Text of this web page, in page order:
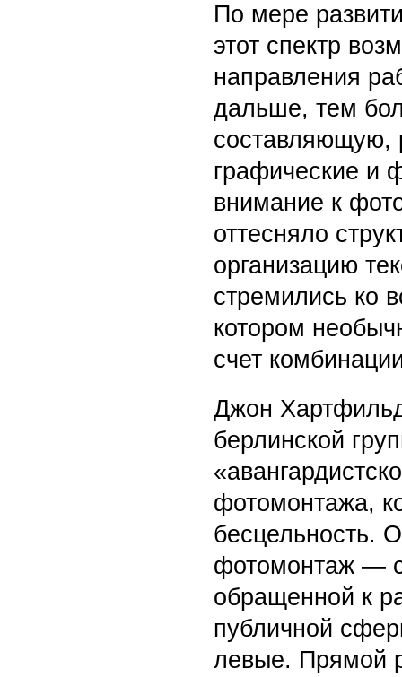
По мере
этот спектр
направления
дальше, тем
составляющую,
графические и
внимание к
оттесняло
организацию
стремились ко
котором
счет
Джон
берлинской
фотомонтажа,
бесцельность.
фотомонтаж —
обращенной к
публичной
левые. Прямой